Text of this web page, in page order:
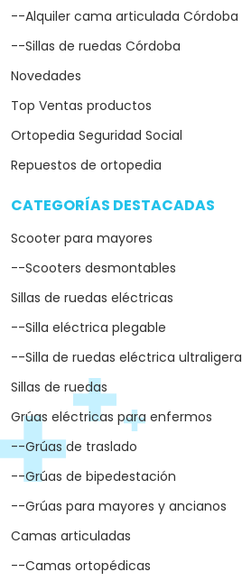
--Alquiler cama articulada Córdoba
--Sillas de ruedas Córdoba
Novedades
Top Ventas productos
Ortopedia Seguridad Social
Repuestos de ortopedia
CATEGORÍAS DESTACADAS
Scooter para mayores
--Scooters desmontables
Sillas de ruedas eléctricas
--Silla eléctrica plegable
--Silla de ruedas eléctrica ultraligera
Sillas de ruedas
Grúas eléctricas para enfermos
--Grúas de traslado
--Grúas de bipedestación
--Grúas para mayores y ancianos
Camas articuladas
--Camas ortopédicas